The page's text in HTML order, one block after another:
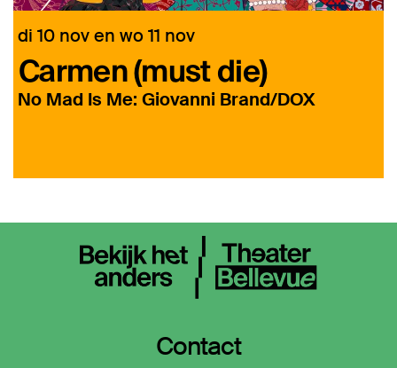
Carmen (must die)
No Mad Is Me: Giovanni Brand/DOX
di 10 noven wo 11 nov
Contact